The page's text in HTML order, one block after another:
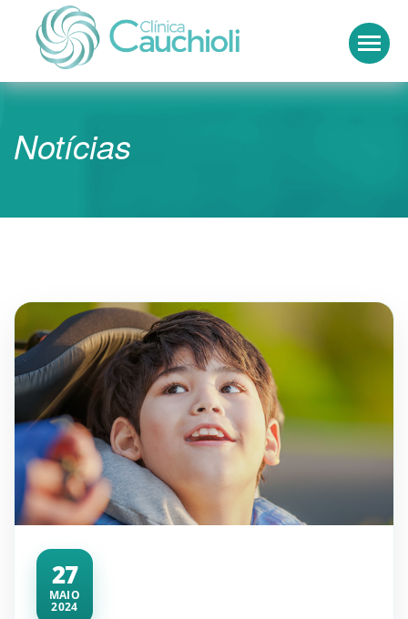
Clínica Cauchioli
Notícias
27
MAIO
2024